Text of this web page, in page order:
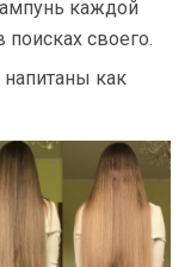
каждой
своего.
как